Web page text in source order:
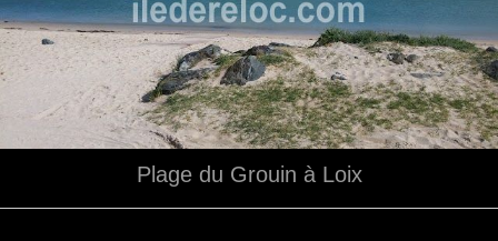
Plage du Grouin à Loix